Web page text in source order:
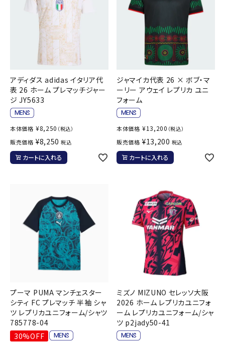
アディダス adidas イタリア代
表 26 ホーム プレマッチジャー
ジ JY5633
本体価格 ¥8,250 （税込）
販売価格 ¥8,250 税込
カートに入れる
ジャマイカ代表 26 × ボブ・マ
ーリー アウェイ レプリカ ユニ
フォーム
本体価格 ¥13,200 （税込）
販売価格 ¥13,200 税込
カートに入れる
プーマ PUMA マンチェスター
シティ FC プレマッチ 半袖 シャ
ツ レプリカユニフォーム/シャツ
785778-04
30%OFF
ミズノ MIZUNO セレッソ大阪
2026 ホーム レプリカユニフォ
ーム レプリカユニフォーム/シャ
ツ p2jady50-41